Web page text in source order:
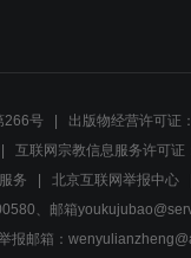
266号
出版物经营许可证
互联网宗教信息服务许可
务 北京互联网举报中心
、邮箱
报邮箱：